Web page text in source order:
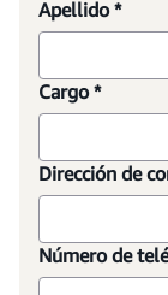
Apellido *
Cargo *
Dirección de
Número de